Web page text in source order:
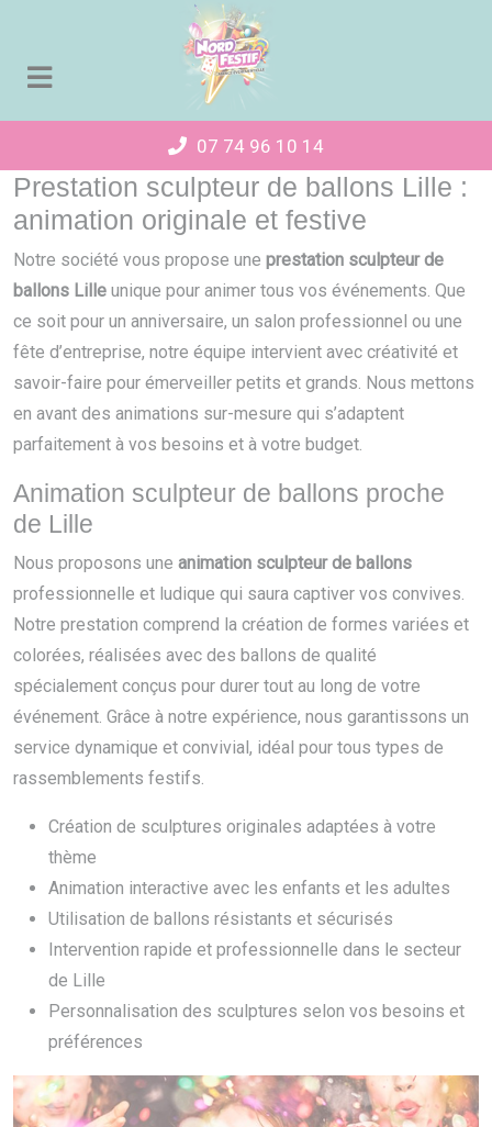
07 74 96 10 14
Prestation sculpteur de ballons Lille :
animation originale et festive
Notre société vous propose une prestation sculpteur de
ballons Lille unique pour animer tous vos événements. Que
ce soit pour un anniversaire, un salon professionnel ou une
fête d’entreprise, notre équipe intervient avec créativité et
savoir-faire pour émerveiller petits et grands. Nous mettons
en avant des animations sur-mesure qui s’adaptent
parfaitement à vos besoins et à votre budget.
Animation sculpteur de ballons proche
de Lille
Nous proposons une animation sculpteur de ballons
professionnelle et ludique qui saura captiver vos convives.
Notre prestation comprend la création de formes variées et
colorées, réalisées avec des ballons de qualité
spécialement conçus pour durer tout au long de votre
événement. Grâce à notre expérience, nous garantissons un
service dynamique et convivial, idéal pour tous types de
rassemblements festifs.
Création de sculptures originales adaptées à votre
thème
Animation interactive avec les enfants et les adultes
Utilisation de ballons résistants et sécurisés
Intervention rapide et professionnelle dans le secteur
de Lille
Personnalisation des sculptures selon vos besoins et
préférences
Panneau de gestion des cookies